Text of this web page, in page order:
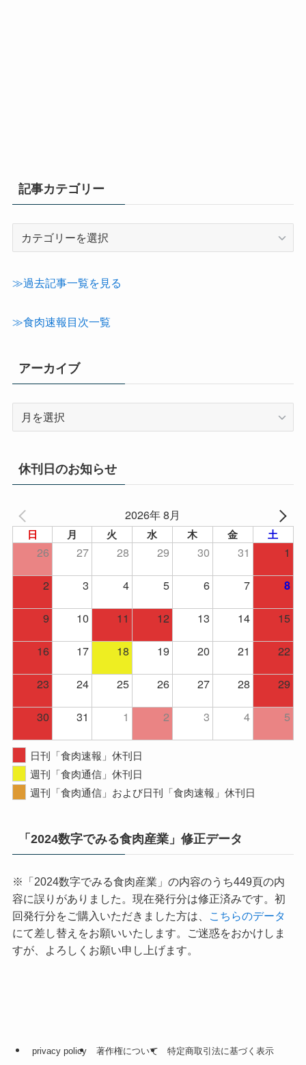
記事カテゴリー
テ
≫過去記事一覧を見る
≫食肉速報目次一覧
アーカイブ
イ
ブ
休刊日のお知らせ
2026年 8月
日 月 火 水 木 金 土
26 27 28 29 30 31
1
2
3 4 5 6 7 8
9 10 11 12 13 14
15
16
17 18 19 20 21
22
23
24 25 26 27 28
29
30
31 1 2 3 4 5
日刊「食肉速報」休刊日
週刊「食肉通信」休刊日
週刊「食肉通信」および日刊「食肉速報」休刊日
「2024数字でみる食肉産業」修正データ
※「2024数字でみる食肉産業」の内容のうち449頁の内
容に誤りがありました。現在発行分は修正済みです。初
回発行分をご購入いただきました方は、
こちらのデータ
にて差し替えをお願いいたします。ご迷惑をおかけしま
すが、よろしくお願い申し上げます。
privacy policy 著作権について 特定商取引法に基づく表示